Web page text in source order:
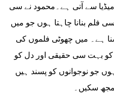
سے آتی ہے۔محمود نے سی
فلم بنانا چاہتا ہوں جو میں
ہے۔ میں چھوٹی فلموں کی
کو بہت سی حقیقی اور دل کو
ہوں جو نوجوانوں کو پسند ہیں
سکیں۔